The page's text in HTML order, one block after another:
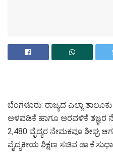
ಬೆಂಗಳೂರು: ರಾಜ್ಯದ ಎಲ್ಲಾ
ಅಳವಡಿಕೆ ಹಾಗೂ ಅರವಳಿಕೆ ತಜ್ಞರ
2,480 ವೈದ್ಯರ ನೇಮಕವೂ ಶೀಘ್ರ
ವೈದ್ಯಕೀಯ ಶಿಕ್ಷಣ ಸಚಿವ